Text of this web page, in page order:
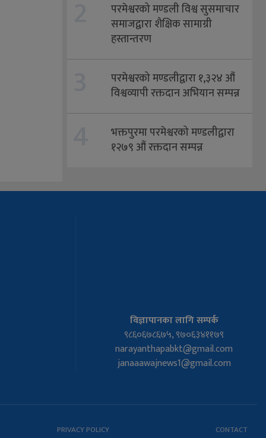
परमेश्वरको मण्डली विश्व सुसमाचार
समाजद्वारा शैक्षिक सामाग्री
हस्तान्तरण
परमेश्वरको मण्डलीद्वारा १,३२४ औं
विश्वव्यापी रक्तदान अभियान सम्पन्न
भक्तपुरमा परमेश्वरको मण्डलीद्वारा
१२७९ औं रक्तदान सम्पन्न
विज्ञापानका लागि सम्पर्क
९८६०६७८६७५, ९७०६३४११७९
narayanthapabkt@gmail.com
janaaawajnews1@gmail.com
PRIVACY POLICY CONTACT